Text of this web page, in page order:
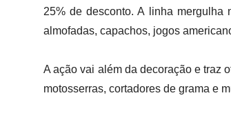
25% de desconto. A linha mergulha
almofadas, capachos, jogos
A ação vai além da decoração e traz
motosserras, cortadores de grama e